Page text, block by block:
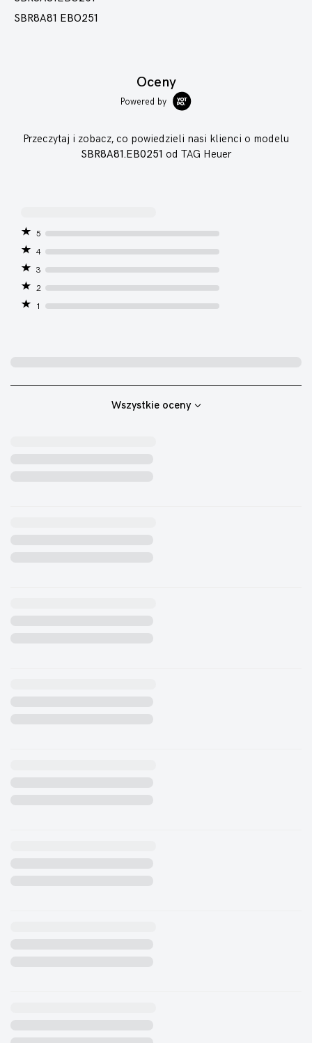
SBR8A81 EBO251
Oceny
Powered by
Przeczytaj i zobacz, co powiedzieli nasi klienci o modelu
SBR8A81.EB0251 od TAG Heuer
5
4
3
2
1
Wszystkie oceny